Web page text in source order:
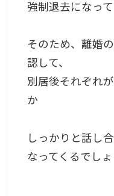
強制退去になっ
そのため、離婚
認して、
別居後それぞれ
か
しっかりと話し
なってくるでしょ